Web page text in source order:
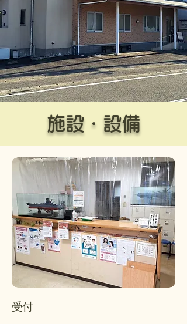
施設・設備
受付